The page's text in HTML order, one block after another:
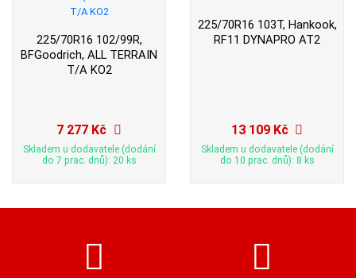
225/70R16 102/99R,
BFGoodrich, ALL TERRAIN
T/A KO2
7 277 Kč
Skladem u dodavatele (dodání
do 7 prac. dnů): 20 ks
225/70R16 103T, Hankook,
RF11 DYNAPRO AT2
13 109 Kč
Skladem u dodavatele (dodání
do 10 prac. dnů): 8 ks